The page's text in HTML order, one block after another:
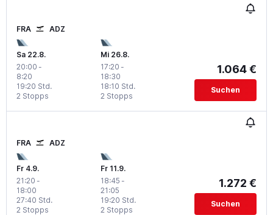
FRA ADZ
Sa 22.8.
20:00 -
8:20
2 Stopps
19:20 Std.
Mi 26.8.
17:20 -
18:30
2 Stopps
18:10 Std.
1.064 €
Suchen
FRA ADZ
Fr 4.9.
21:20 -
18:00
2 Stopps
27:40 Std.
Fr 11.9.
18:45 -
21:05
2 Stopps
19:20 Std.
1.272 €
Suchen